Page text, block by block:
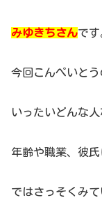
みゆきちさんです
今回こんぺいとう
いったいどんな人
年齢や職業、彼
ではさっそくみて